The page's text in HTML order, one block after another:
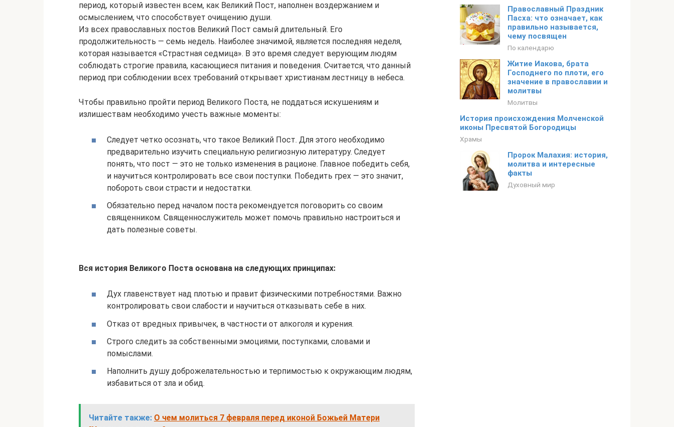
период, который известен всем, как Великий Пост, наполнен воздержанием и
осмыслением, что способствует очищению души.
Из всех православных постов Великий Пост самый длительный. Его
продолжительность — семь недель. Наиболее значимой, является последняя неделя,
которая называется «Страстная седмица». В это время следует верующим людям
соблюдать строгие правила, касающиеся питания и поведения. Считается, что данный
период при соблюдении всех требований открывает христианам лестницу в небеса.
Чтобы правильно пройти период Великого Поста, не поддаться искушениям и
излишествам необходимо учесть важные моменты:
Следует четко осознать, что такое Великий Пост. Для этого необходимо
предварительно изучить специальную религиозную литературу. Следует
понять, что пост — это не только изменения в рационе. Главное победить себя,
и научиться контролировать все свои поступки. Победить грех — это значит,
побороть свои страсти и недостатки.
Обязательно перед началом поста рекомендуется поговорить со своим
священником. Священнослужитель может помочь правильно настроиться и
дать полезные советы.
Вся история Великого Поста основана на следующих принципах:
Дух главенствует над плотью и правит физическими потребностями. Важно
контролировать свои слабости и научиться отказывать себе в них.
Отказ от вредных привычек, в частности от алкоголя и курения.
Строго следить за собственными эмоциями, поступками, словами и
помыслами.
Наполнить душу доброжелательностью и терпимостью к окружающим людям,
избавиться от зла и обид.
Читайте также: О чем молиться 7 февраля перед иконой Божьей Матери
Православный Праздник
Пасха: что означает, как
правильно называется,
чему посвящен
По календарю
Житие Иакова, брата
Господнего по плоти, его
значение в православии и
молитвы
Молитвы
История происхождения Молченской
иконы Пресвятой Богородицы
Храмы
Пророк Малахия: история,
молитва и интересные
факты
Духовный мир